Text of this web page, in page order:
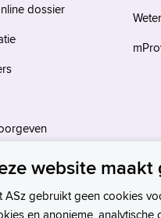
dossier
verzekeringen
website
ASz gebruikt geen cookies
en anonieme,